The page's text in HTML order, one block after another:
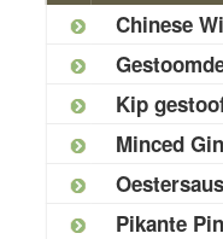
Chinese
Kip
Minced
Pikante